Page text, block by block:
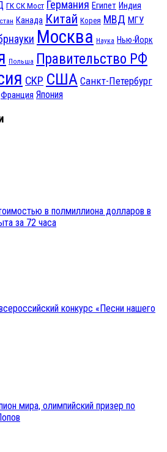
ГК СК Мост Германия Египет Индия
Канада Китай Корея МВД МГУ
Москва Наука Нью-Йорк
Польша Правительство РФ
СКР США Санкт-Петербург
Франция Япония
в полмиллиона долларов в
за 72 часа
конкурс «Песни нашего
мира, олимпийский призер по